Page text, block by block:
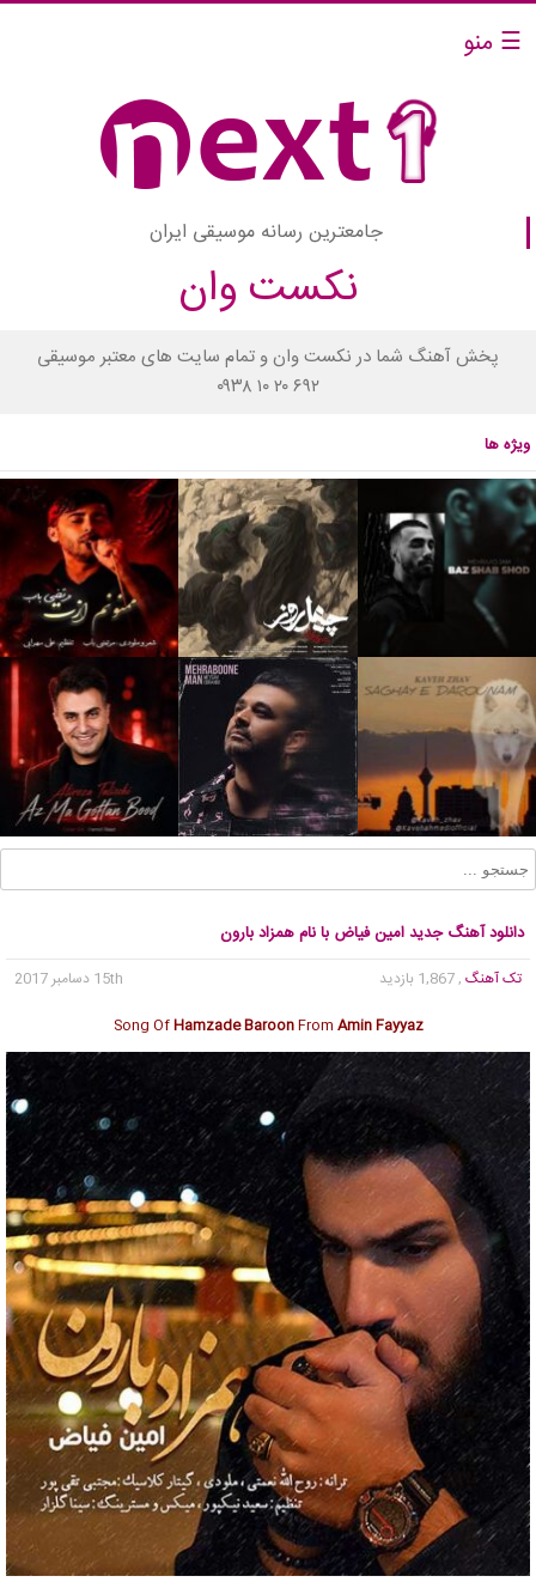
☰ منو
جامعترین رسانه موسیقی ایران
نکست وان
پخش آهنگ شما در نکست وان و تمام سایت های معتبر موسیقی
۰۹۳۸ ۱۰ ۲۰ ۶۹۲
ویژه ها
دانلود آهنگ جدید امین فیاض با نام همزاد بارون
تک آهنگ , 1,867 بازدید
15th دسامبر 2017
Song OfHamzade BaroonFrom Amin Fayyaz